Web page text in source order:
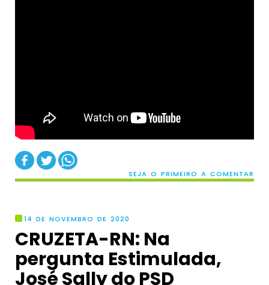
SEJA O PRIMEIRO A COMENTAR
14 DE NOVEMBRO DE 2020
CRUZETA-RN: Na
pergunta Estimulada,
José Sally do PSD